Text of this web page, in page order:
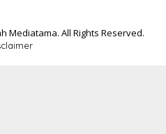
Mediatama. All Rights Reserved.